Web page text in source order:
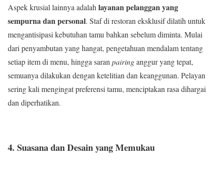
Aspek krusial lainnya adalah layanan pelanggan yang
sempurna dan personal. Staf di restoran eksklusif dilatih untuk
mengantisipasi kebutuhan tamu bahkan sebelum diminta. Mulai
dari penyambutan yang hangat, pengetahuan mendalam tentang
setiap item di menu, hingga saran pairinganggur yang tepat,
semuanya dilakukan dengan ketelitian dan keanggunan. Pelayan
sering kali mengingat preferensi tamu, menciptakan rasa dihargai
dan diperhatikan.
4. Suasana dan Desain yang Memukau